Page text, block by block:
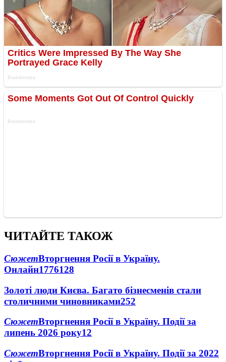
ЧИТАЙТЕ ТАКОЖ
СюжетВторгнення Росії в Україну.
Онлайн1776128
Золоті люди Києва. Багато бізнесменів стали
столичними чиновниками252
СюжетВторгнення Росії в Україну. Події за
липень 2026 року12
СюжетВторгнення Росії в Україну. Події за 2022